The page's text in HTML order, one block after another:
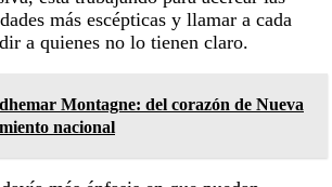
más escépticas y llamar a cada
a quienes no lo tienen claro.
Montagne: del corazón de Nueva
nacional